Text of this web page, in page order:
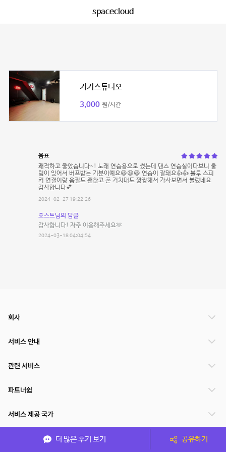
spacecloud
키키스튜디오
3,000 원/시간
음표
쾌적하고 좋았습니다~! 노래 연습용으로 썼는데 댄스 연습실이다보니 울
림이 있어서 버프받는 기분이예요😆😆😆 연습이 잘돼요👍👍 블투 스피
커 연결이랑 음질도 괜찮고 폰 거치대도 짱짱해서 가사보면서 불렀네요
감사합니다💕
2024-02-27 19:22:26
호스트님의 답글
감사합니다! 자주 이용해주세요🫶
2024-03-18 04:04:54
더 많은 후기 보기 공유하기
회사
서비스 안내
관련 서비스
파트너쉽
서비스 제공 국가